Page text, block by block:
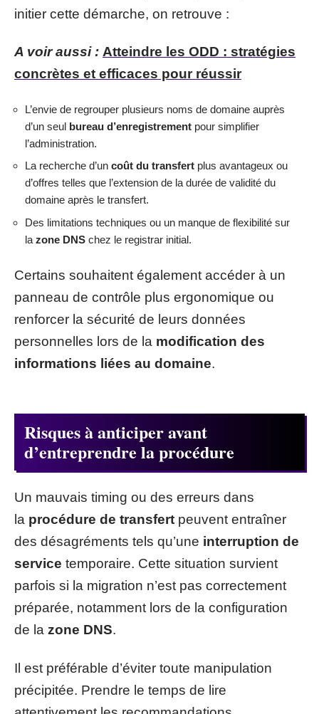
initier cette démarche, on retrouve :
A voir aussi : Atteindre les ODD : stratégies
concrètes et efficaces pour réussir
L’envie de regrouper plusieurs noms de domaine auprès
d’un seul bureau d’enregistrement pour simplifier
l’administration.
La recherche d’un coût du transfert plus avantageux ou
d’offres telles que l’extension de la durée de validité du
domaine après le transfert.
Des limitations techniques ou un manque de flexibilité sur
la zone DNS chez le registrar initial.
Certains souhaitent également accéder à un
panneau de contrôle plus ergonomique ou
renforcer la sécurité de leurs données
personnelles lors de la modification des
informations liées au domaine.
Risques à anticiper avant
d’entreprendre la procédure
Un mauvais timing ou des erreurs dans
la procédure de transfert peuvent entraîner
des désagréments tels qu’une interruption de
service temporaire. Cette situation survient
parfois si la migration n’est pas correctement
préparée, notamment lors de la configuration
de la zone DNS.
Il est préférable d’éviter toute manipulation
précipitée. Prendre le temps de lire